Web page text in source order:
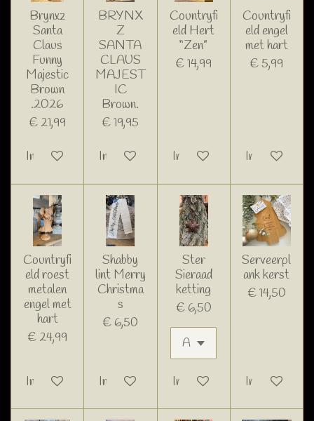
Brynxz
Santa
Claus
Funny
Majestic
Brown
.2026
€ 21,99
In winkelwagen
BRYNX
Z
SANTA
CLAUS
MAJEST
IC
Brown.
€ 19,95
In winkelwagen
Countryfi
eld Hert
“Zen”
€ 14,99
In winkelwagen
Countryfi
eld engel
met hart
€ 5,99
In
Countryfi
eld roest
metalen
engel met
hart
€ 24,99
In winkelwagen
Shabby
lint Merry
Christma
s
€ 6,50
In winkelwagen
Ster
Sieraad
ketting
€ 6,50
In winkelwagen
Serveerpl
ank kerst
€ 14,50
In